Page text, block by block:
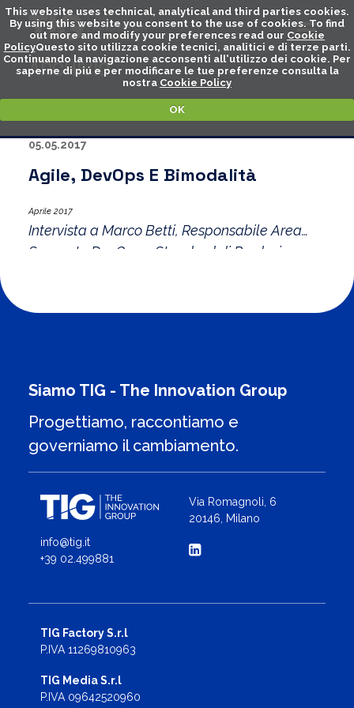
This website uses technical, analytical and third parties cookies.
By using this website you consent to the use of cookies. To find
out more and modify your preferences read our Cookie
PolicyQuesto sito utilizza cookie tecnici, analitici e di terze parti.
Continuando la navigazione acconsenti all'utilizzo dei cookie. Per
saperne di piú e per modificare le tue preferenze consulta la
nostra Cookie Policy
OK
ARCHIVIO
05.05.2017
Agile, DevOps E Bimodalità
Aprile 2017
Intervista a Marco Betti, Responsabile Area
Supporto DevOps e Standard di Produzione e
Siamo TIG - The Innovation Group
Progettiamo, raccontiamo e
governiamo il cambiamento.
info@tig.it
+39 02.499881
Via Romagnoli, 6
20146, Milano
TIG Factory S.r.l
P.IVA 11269810963
TIG Media S.r.l
P.IVA 09642520960